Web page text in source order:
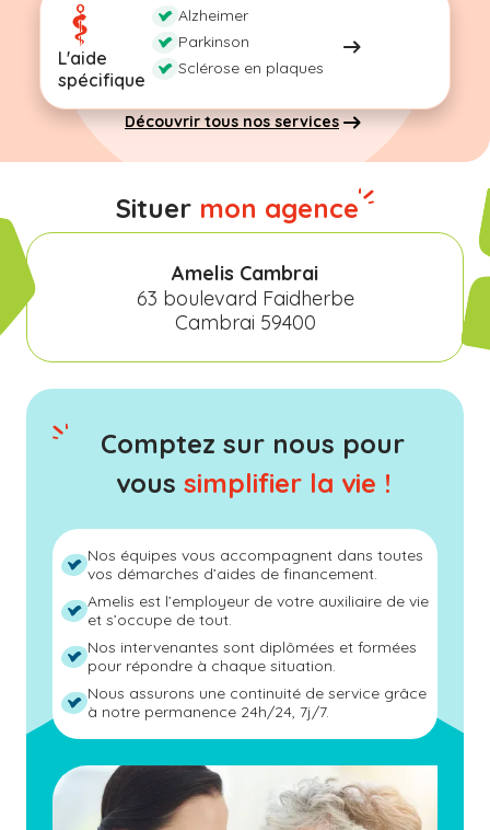
L'aide
spécifique
Alzheimer
Parkinson
Sclérose en plaques
Découvrir tous nos services
Situer mon agence
Amelis Cambrai
63 boulevard Faidherbe
Cambrai 59400
Comptez sur nous pour
vous simplifier la vie !
Nos équipes vous accompagnent dans toutes
vos démarches d’aides de financement.
Amelis est l’employeur de votre auxiliaire de vie
et s’occupe de tout.
Nos intervenantes sont diplômées et formées
pour répondre à chaque situation.
Nous assurons une continuité de service grâce
à notre permanence 24h/24, 7j/7.